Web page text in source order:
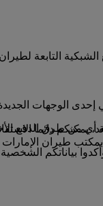
التابعة لطيران
أي من طرق الدفع
بياناتكم
الوجهات
يمكنكم دائما
بمكتب طيران